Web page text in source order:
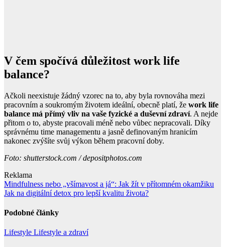
V čem spočívá důležitost work life
balance?
Ačkoli neexistuje žádný vzorec na to, aby byla rovnováha mezi
pracovním a soukromým životem ideální, obecně platí, že work life
balance má přímý vliv na vaše fyzické a duševní zdraví. A nejde
přitom o to, abyste pracovali méně nebo vůbec nepracovali. Díky
správnému time managementu a jasně definovaným hranicím
nakonec zvýšíte svůj výkon během pracovní doby.
Foto: shutterstock.com / depositphotos.com
Reklama
Navigace
pro
příspěvek
Mindfulness nebo „všímavost a já“: Jak žít v přítomném okamžiku
Jak na digitální detox pro lepší kvalitu života?
Podobné články
Lifestyle Lifestyle a zdraví